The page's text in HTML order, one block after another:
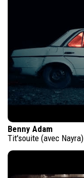
Benny Adam
Tit'souite (avec Nayra)